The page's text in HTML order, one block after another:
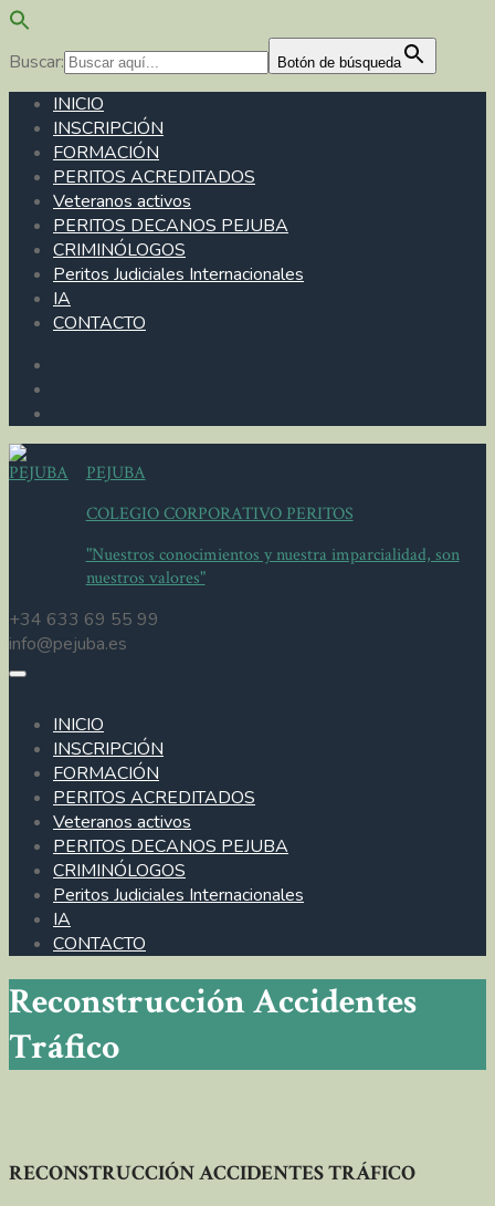
Buscar: Botón de búsqueda
INICIO
INSCRIPCIÓN
FORMACIÓN
PERITOS ACREDITADOS
Veteranos activos
PERITOS DECANOS PEJUBA
CRIMINÓLOGOS
Peritos Judiciales Internacionales
IA
CONTACTO
PEJUBA
COLEGIO CORPORATIVO PERITOS
"Nuestros conocimientos y nuestra imparcialidad, son
nuestros valores"
+34 633 69 55 99
info@pejuba.es
INICIO
INSCRIPCIÓN
FORMACIÓN
PERITOS ACREDITADOS
Veteranos activos
PERITOS DECANOS PEJUBA
CRIMINÓLOGOS
Peritos Judiciales Internacionales
IA
CONTACTO
Reconstrucción Accidentes
Tráfico
RECONSTRUCCIÓN ACCIDENTES TRÁFICO